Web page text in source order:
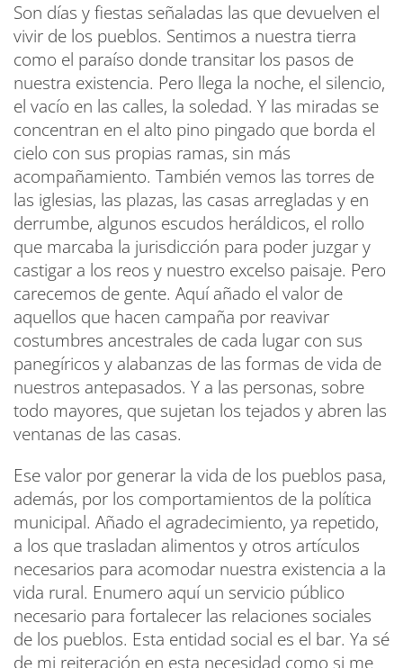
Son días y fiestas señaladas las que devuelven el
vivir de los pueblos. Sentimos a nuestra tierra
como el paraíso donde transitar los pasos de
nuestra existencia. Pero llega la noche, el silencio,
el vacío en las calles, la soledad. Y las miradas se
concentran en el alto pino pingado que borda el
cielo con sus propias ramas, sin más
acompañamiento. También vemos las torres de
las iglesias, las plazas, las casas arregladas y en
derrumbe, algunos escudos heráldicos, el rollo
que marcaba la jurisdicción para poder juzgar y
castigar a los reos y nuestro excelso paisaje. Pero
carecemos de gente. Aquí añado el valor de
aquellos que hacen campaña por reavivar
costumbres ancestrales de cada lugar con sus
panegíricos y alabanzas de las formas de vida de
nuestros antepasados. Y a las personas, sobre
todo mayores, que sujetan los tejados y abren las
ventanas de las casas.
Ese valor por generar la vida de los pueblos pasa,
además, por los comportamientos de la política
municipal. Añado el agradecimiento, ya repetido,
a los que trasladan alimentos y otros artículos
necesarios para acomodar nuestra existencia a la
vida rural. Enumero aquí un servicio público
necesario para fortalecer las relaciones sociales
de los pueblos. Esta entidad social es el bar. Ya sé
de mi reiteración en esta necesidad como si me